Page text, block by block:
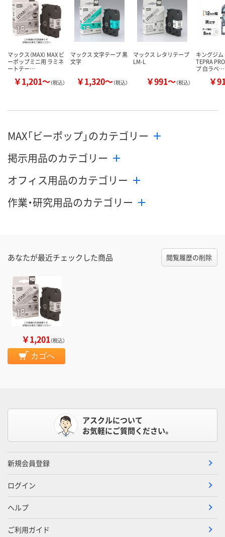
マックス（MAX） MAX ビ
ーポップミニ用 ラミネ
ートテー…
￥1,201～（税込）
マックス 文字テープ 黒
文字
￥1,320～（税込）
マックス レタリテープ
LM-L
￥991～（税込）
キングジム
TEPRA
プ 白ラベ…
￥
MAX「ビーポップ」のカテゴリー
掲示用品のカテゴリー
オフィス用品のカテゴリー
作業・研究用品のカテゴリー
あなたが最近チェックした商品 閲覧履歴の削除
￥1,201（税込）
カゴへ
アスクルについて
お気軽にご質問ください。
新規会員登録
ログイン
ヘルプ
ご利用ガイド